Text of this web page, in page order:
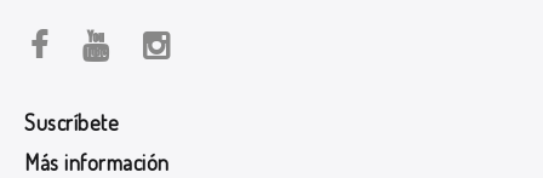
Suscríbete
Más información